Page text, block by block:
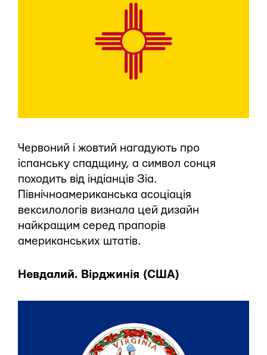
Червоний і жовтий нагадують про
іспанську спадщину, а символ сонця
походить від індіанців Зіа.
Північноамериканська асоціація
вексилологів визнала цей дизайн
найкращим серед прапорів
американських штатів.
Невдалий. Вірджинія (США)